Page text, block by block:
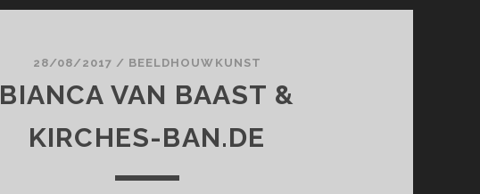
28/08/2017 / BEELDHOUWKUNST
BIANCA VAN BAAST &
KIRCHES-BAN.DE